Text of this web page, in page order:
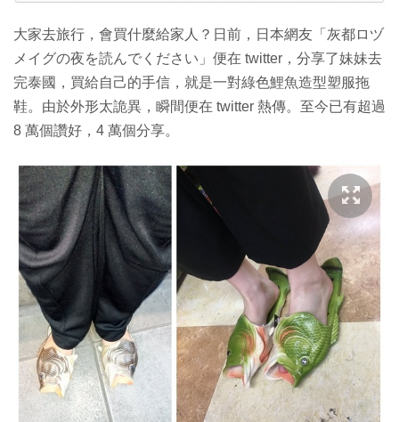
大家去旅行，會買什麼給家人？日前，日本網友「灰都ロヅ
メイグの夜を読んでください」便在 twitter，分享了妹妹去
完泰國，買給自己的手信，就是一對綠色鯉魚造型塑服拖
鞋。由於外形太詭異，瞬間便在 twitter 熱傳。至今已有超過
8 萬個讚好，4 萬個分享。